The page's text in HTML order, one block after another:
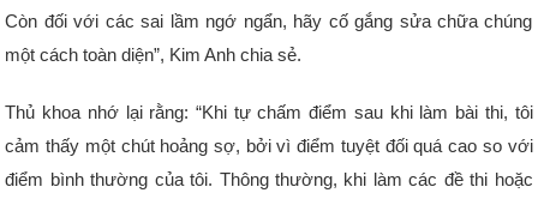
Còn đối với các sai lầm ngớ ngẩn, hãy cố gắng sửa chữa chúng
một cách toàn diện”, Kim Anh chia sẻ.
Thủ khoa nhớ lại rằng: “Khi tự chấm điểm sau khi làm bài thi, tôi
cảm thấy một chút hoảng sợ, bởi vì điểm tuyệt đối quá cao so với
điểm bình thường của tôi. Thông thường, khi làm các đề thi hoặc